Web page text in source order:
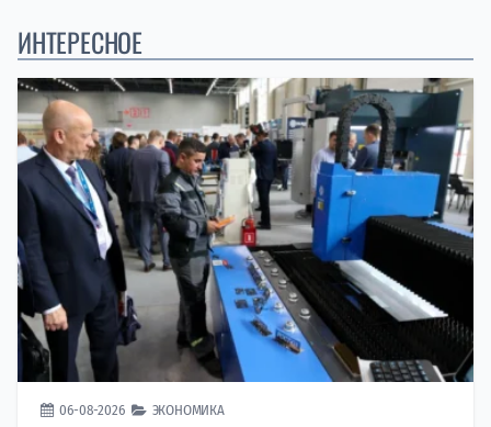
ИНТЕРЕСНОЕ
06-08-2026 ЭКОНОМИКА